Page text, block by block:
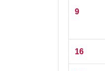
9
16